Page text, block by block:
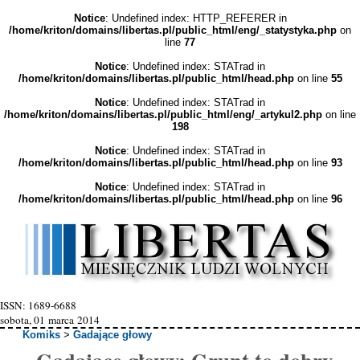
Notice: Undefined index: HTTP_REFERER in
/home/kriton/domains/libertas.pl/public_html/eng/_statystyka.php on
line 77
Notice: Undefined index: STATrad in
/home/kriton/domains/libertas.pl/public_html/head.phpon line 55
Notice: Undefined index: STATrad in
/home/kriton/domains/libertas.pl/public_html/eng/_artykul2.php on line
198
Notice: Undefined index: STATrad in
/home/kriton/domains/libertas.pl/public_html/head.phpon line 93
Notice: Undefined index: STATrad in
/home/kriton/domains/libertas.pl/public_html/head.phpon line 96
ISSN: 1689-6688
sobota, 01 marca 2014
Komiks >Gadające głowy